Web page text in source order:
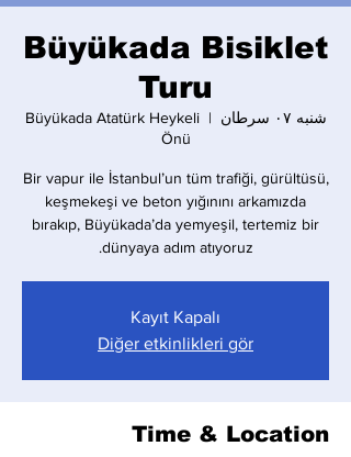
Büyükada Bisiklet
Turu
شنبه ۰۷ سرطان
  |
Büyükada Atatürk Heykeli
Önü
Bir vapur ile İstanbul’un tüm trafiği, gürültüsü,
keşmekeşi ve beton yığınını arkamızda
bırakıp, Büyükada’da yemyeşil, tertemiz bir
dünyaya adım atıyoruz.
Kayıt Kapalı
Diğer etkinlikleri gör
Time & Location